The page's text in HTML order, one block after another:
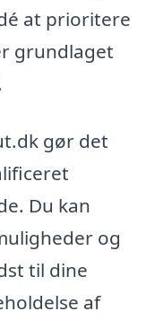
at prioritere
grundlaget
gør det
Du kan
og
til dine
af